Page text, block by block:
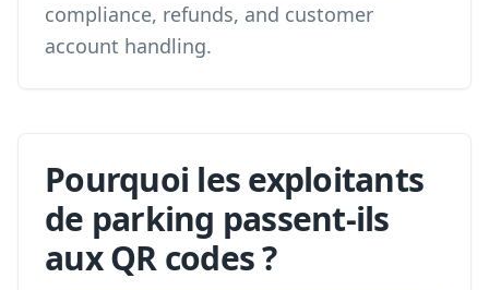
compliance, refunds, and customer
account handling.
Pourquoi les exploitants
de parking passent-ils
aux QR codes ?